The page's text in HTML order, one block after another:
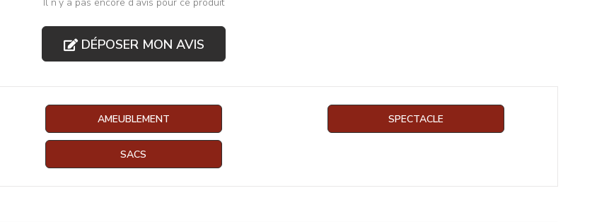
DÉPOSER MON AVIS
AMEUBLEMENT SPECTACLE
SACS